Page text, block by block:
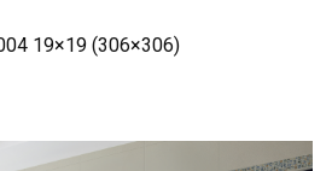
19×19 (306×306)